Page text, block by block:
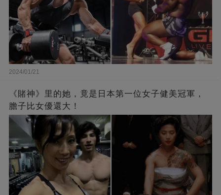
2024/01/21
《賭神》里的她，竟是日本第一位女子健美冠軍，
膽子比女優還大！